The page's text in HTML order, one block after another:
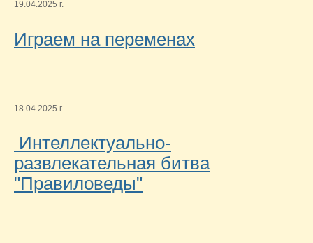
19.04.2025 г.
Играем на переменах
18.04.2025 г.
Интеллектуально-
развлекательная битва
"Правиловеды"